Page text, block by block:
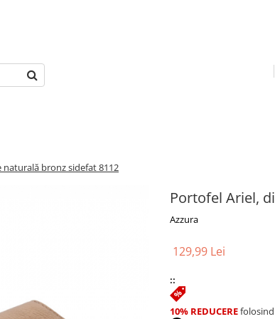
naturală bronz sidefat 8112
Portofel Ariel,
Azzura
129,99 Lei
::
10% REDUCEREfolosind